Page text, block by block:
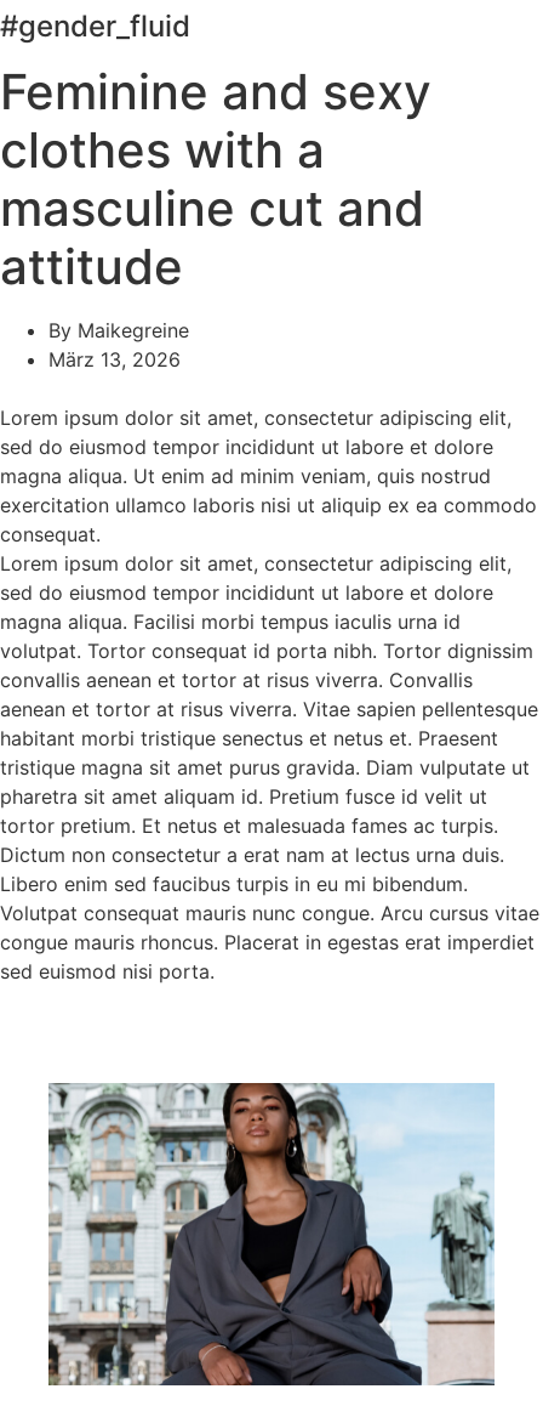
#gender_fluid
Feminine and sexy
clothes with a
masculine cut and
attitude
By Maikegreine
März 13, 2026
Lorem ipsum dolor sit amet, consectetur adipiscing elit,
sed do eiusmod tempor incididunt ut labore et dolore
magna aliqua. Ut enim ad minim veniam, quis nostrud
exercitation ullamco laboris nisi ut aliquip ex ea commodo
consequat.
Lorem ipsum dolor sit amet, consectetur adipiscing elit,
sed do eiusmod tempor incididunt ut labore et dolore
magna aliqua. Facilisi morbi tempus iaculis urna id
volutpat. Tortor consequat id porta nibh. Tortor dignissim
convallis aenean et tortor at risus viverra. Convallis
aenean et tortor at risus viverra. Vitae sapien pellentesque
habitant morbi tristique senectus et netus et. Praesent
tristique magna sit amet purus gravida. Diam vulputate ut
pharetra sit amet aliquam id. Pretium fusce id velit ut
tortor pretium. Et netus et malesuada fames ac turpis.
Dictum non consectetur a erat nam at lectus urna duis.
Libero enim sed faucibus turpis in eu mi bibendum.
Volutpat consequat mauris nunc congue. Arcu cursus vitae
congue mauris rhoncus. Placerat in egestas erat imperdiet
sed euismod nisi porta.